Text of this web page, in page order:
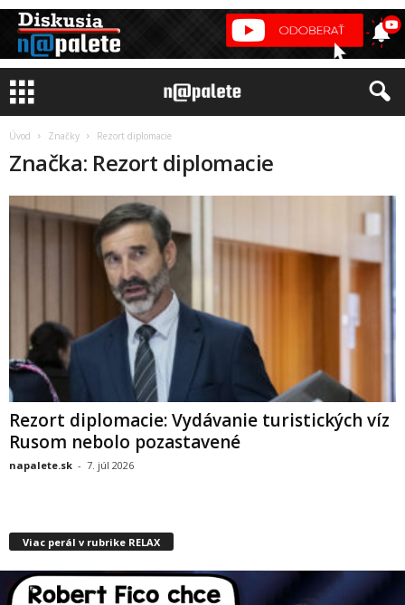
Úvod Značky Rezort diplomacie
Značka: Rezort diplomacie
Rezort diplomacie: Vydávanie turistických víz
Rusom nebolo pozastavené
napalete.sk - 7. júl 2026
Viac perál v rubrike RELAX